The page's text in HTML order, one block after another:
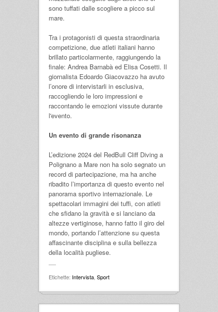
sono tuffati dalle scogliere a picco sul
mare.
Tra i protagonisti di questa straordinaria
competizione, due atleti italiani hanno
brillato particolarmente, raggiungendo la
finale: Andrea Barnabà ed Elisa Cosetti. Il
giornalista Edoardo Giacovazzo ha avuto
l’onore di intervistarli in esclusiva,
raccogliendo le loro impressioni e
raccontando le emozioni vissute durante
l'evento.
Un evento di grande risonanza
L’edizione 2024 del RedBull Cliff Diving a
Polignano a Mare non ha solo segnato un
record di partecipazione, ma ha anche
ribadito l’importanza di questo evento nel
panorama sportivo internazionale. Le
spettacolari immagini dei tuffi, con atleti
che sfidano la gravità e si lanciano da
altezze vertiginose, hanno fatto il giro del
mondo, portando l’attenzione su questa
affascinante disciplina e sulla bellezza
della località pugliese.
Etichette: Intervista Sport